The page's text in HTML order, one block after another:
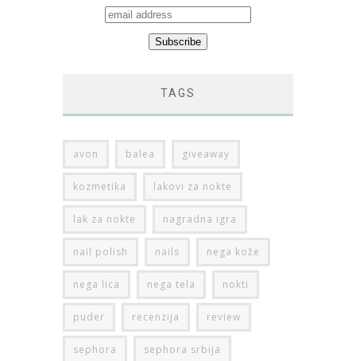
TAGS
avon balea giveaway
kozmetika lakovi za nokte
lak za nokte nagradna igra
nail polish nails nega kože
nega lica nega tela nokti
puder recenzija review
sephora sephora srbija